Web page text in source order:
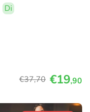
Di
€37,70 €19,90